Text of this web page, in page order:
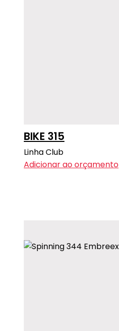
BIKE 315
Linha Club
Adicionar ao orçamento